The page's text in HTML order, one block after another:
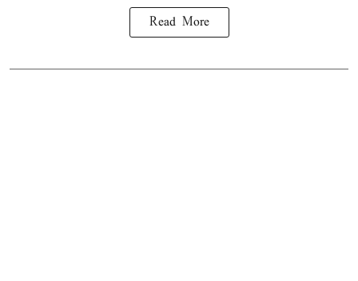
Read More